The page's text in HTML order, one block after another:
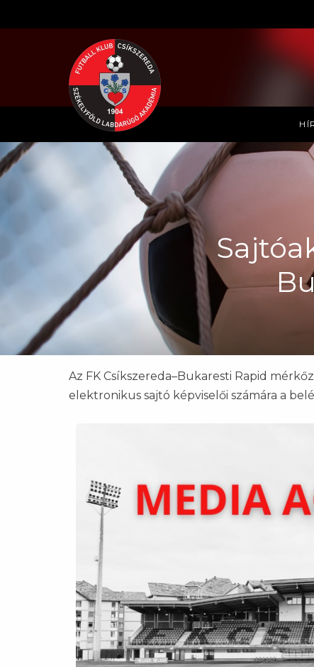
Az FK Csíkszereda–Bukaresti Rapid
elektronikus sajtó képviselői számára a